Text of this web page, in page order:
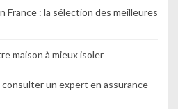
France : la sélection des meilleures
maison à mieux isoler
consulter un expert en assurance